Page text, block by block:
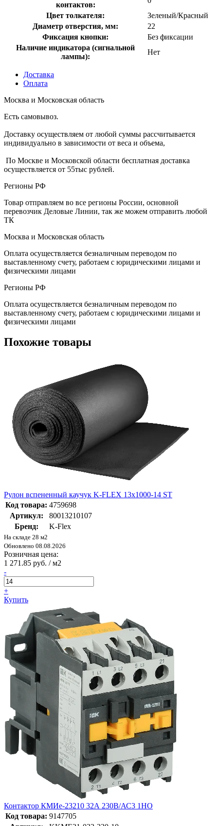
контактов:
Цвет толкателя:
Зеленый/Красный
Диаметр отверстия, мм:
22
Фиксация кнопки:
Без фиксации
Наличие индикатора (сигнальной
лампы):
Нет
Доставка
Оплата
Москва и Московская область
Есть самовывоз.
Доставку осуществляем от любой суммы рассчитывается
индивидуально в зависимости от веса и объема,
По Москве и Московской области бесплатная доставка
осуществляется от 55тыс рублей.
Регионы РФ
Товар отправляем во все регионы России, основной
перевозчик Деловые Линии, так же можем отправить любой
ТК
Москва и Московская область
Оплата осуществляется безналичным переводом по
выставленному счету, работаем с юридическими лицами и
физическими лицами
Регионы РФ
Оплата осуществляется безналичным переводом по
выставленному счету, работаем с юридическими лицами и
физическими лицами
Похожие товары
Рулон вспененный каучук K-FLEX 13x1000-14 ST
Код товара: 4759698
Артикул:
80013210107
Бренд:
K-Flex
На складе 28 м2
Обновлено 08.08.2026
Розничная цена:
1 271.85 руб. / м2
-
+
Купить
Контактор КМИе-23210 32А 230В/АС3 1НО
Код товара: 9147705